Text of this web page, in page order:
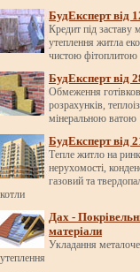
БудЕксперт від
Кредит під заставу
утеплення житла
чистою фітоплитою
БудЕксперт від
Обмеження
розрахунків,
мінеральною ватою
БудЕксперт від
Тепле житло на
нерухомості,
газовий та
котли
Дах -
матеріали
Укладання
утеплення